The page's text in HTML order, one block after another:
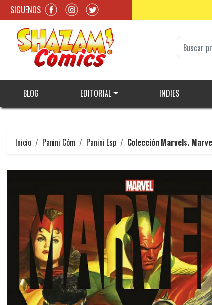
SIGUENOS
BLOG EDITORIAL INDIES
Inicio Panini Cóm Panini Esp Colección Marvels.